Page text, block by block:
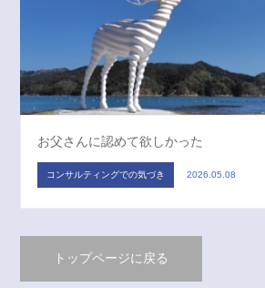
お父さんに認めて欲しかった
コンサルティングでの気づき 2026.05.08
トップページに戻る